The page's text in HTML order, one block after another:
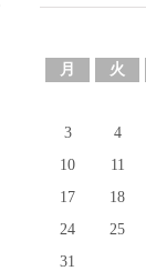
月 火
3
4
10
11
17
18
24
25
31